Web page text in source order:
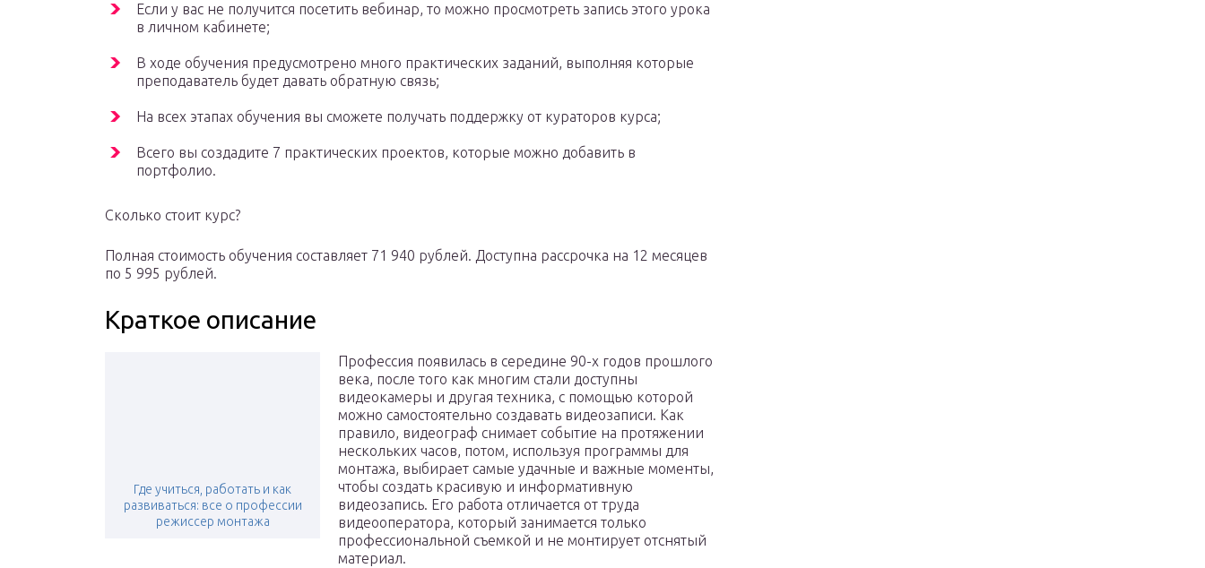
Если у вас не получится посетить вебинар, то можно просмотреть запись этого урока
в личном кабинете;
В ходе обучения предусмотрено много практических заданий, выполняя которые
преподаватель будет давать обратную связь;
На всех этапах обучения вы сможете получать поддержку от кураторов курса;
Всего вы создадите 7 практических проектов, которые можно добавить в
портфолио.
Сколько стоит курс?
Полная стоимость обучения составляет 71 940 рублей. Доступна рассрочка на 12 месяцев
по 5 995 рублей.
Краткое описание
Где учиться, работать и как
развиваться: все о профессии
режиссер монтажа
Профессия появилась в середине 90-х годов прошлого
века, после того как многим стали доступны
видеокамеры и другая техника, с помощью которой
можно самостоятельно создавать видеозаписи. Как
правило, видеограф снимает событие на протяжении
нескольких часов, потом, используя программы для
монтажа, выбирает самые удачные и важные моменты,
чтобы создать красивую и информативную
видеозапись. Его работа отличается от труда
видеооператора, который занимается только
профессиональной съемкой и не монтирует отснятый
материал.